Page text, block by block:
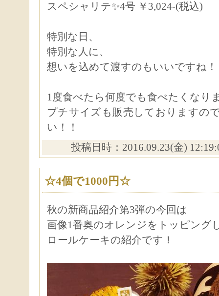
スペシャリテ✨4号 ￥3,024-(税込)
特別な日、
特別な人に、
想いを込めて渡すのもいいですね！
1度食べたら何度でも食べたくな
プチサイズも販売しておりますの
い！！
投稿日時：2016.09.23(金)
☆4個で1000円☆
秋の新商品紹介第3弾の今回は
画像1番奥のオレンジをトッピング
ロールケーキの紹介です！